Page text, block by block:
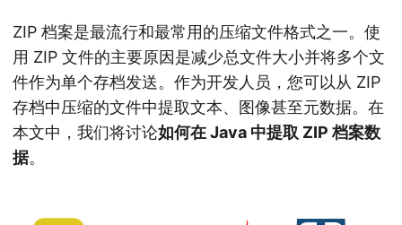
a
t
i
o
n
ZIP 档案是最流行和最常用的压缩文件格式之一。使
用 ZIP 文件的主要原因是减少总文件大小并将多个文
件作为单个存档发送。作为开发人员，您可以从 ZIP
存档中压缩的文件中提取文本、图像甚至元数据。在
本文中，我们将讨论如何在 Java 中提取 ZIP 档案数
据。